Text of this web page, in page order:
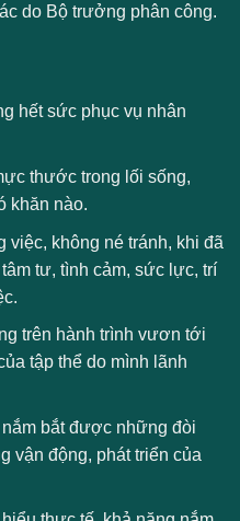
do Bộ trưởng phân công.
hết sức phục vụ nhân
thước trong lối sống,
khăn nào.
việc, không né tránh, khi đã
tư, tình cảm, sức lực, trí
trên hành trình vươn tới
tập thể do mình lãnh
bắt được những đòi
vận động, phát triển của